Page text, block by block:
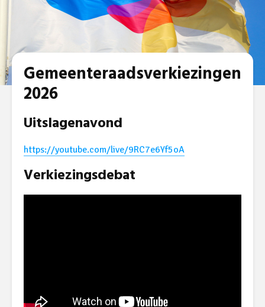
Gemeenteraadsverkiezingen
2026
Uitslagenavond
https://youtube.com/live/9RC7e6Yf5oA
Verkiezingsdebat